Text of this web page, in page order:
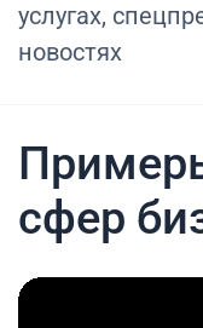
услугах,
новостях
сфер